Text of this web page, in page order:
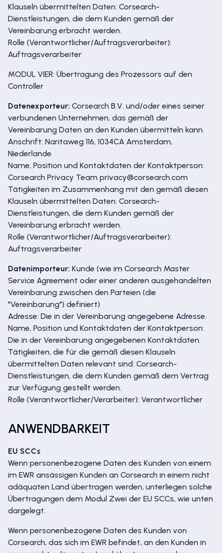
Klauseln übermittelten Daten: Corsearch-
Dienstleistungen, die dem Kunden gemäß der
Vereinbarung erbracht werden.
Rolle (Verantwortlicher/Auftragsverarbeiter):
Auftragsverarbeiter
MODUL VIER: Übertragung des Prozessors auf den
Controller
Datenexporteur: Corsearch B.V. und/oder eines seiner
verbundenen Unternehmen, das gemäß der
Vereinbarung Daten an den Kunden übermitteln kann.
Anschrift: Naritaweg 116, 1034CA Amsterdam,
Niederlande
Name, Position und Kontaktdaten der Kontaktperson:
Corsearch Privacy Team privacy@corsearch.com
Tätigkeiten im Zusammenhang mit den gemäß diesen
Klauseln übermittelten Daten: Corsearch-
Dienstleistungen, die dem Kunden gemäß der
Vereinbarung erbracht werden.
Rolle (Verantwortlicher/Auftragsverarbeiter):
Auftragsverarbeiter
Datenimporteur: Kunde (wie im Corsearch Master
Service Agreement oder einer anderen ausgehandelten
Vereinbarung zwischen den Parteien (die
"Vereinbarung") definiert)
Adresse: Die in der Vereinbarung angegebene Adresse.
Name, Position und Kontaktdaten der Kontaktperson:
Die in der Vereinbarung angegebenen Kontaktdaten.
Tätigkeiten, die für die gemäß diesen Klauseln
übermittelten Daten relevant sind: Corsearch-
Dienstleistungen, die dem Kunden gemäß dem Vertrag
zur Verfügung gestellt werden.
Rolle (Verantwortlicher/Verarbeiter): Verantwortlicher
ANWENDBARKEIT
EU SCCs
Wenn personenbezogene Daten des Kunden von einem
im EWR ansässigen Kunden an Corsearch in einem nicht
adäquaten Land übertragen werden, unterliegen solche
Übertragungen dem Modul Zwei der EU SCCs, wie unten
dargelegt.
Wenn personenbezogene Daten des Kunden von
Corsearch, das sich im EWR befindet, an den Kunden in